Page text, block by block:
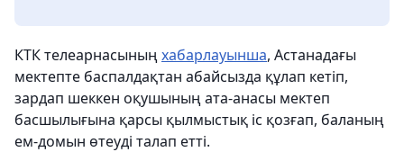
КТК телеарнасының хабарлауынша, Астанадағы
мектепте баспалдақтан абайсызда құлап кетіп,
зардап шеккен оқушының ата-анасы мектеп
басшылығына қарсы қылмыстық іс қозғап, баланың
ем-домын өтеуді талап етті.